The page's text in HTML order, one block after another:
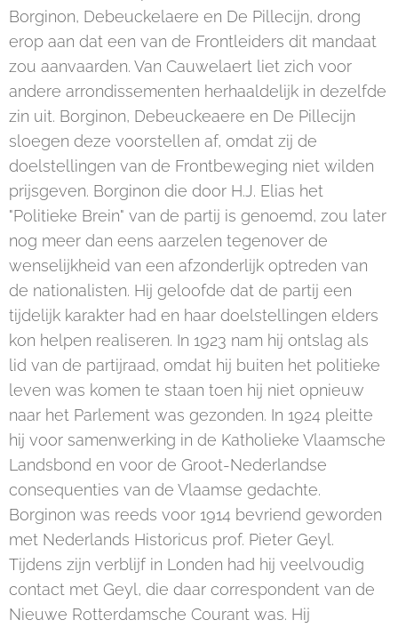
Borginon, Debeuckelaere en De Pillecijn, drong
erop aan dat een van de Frontleiders dit mandaat
zou aanvaarden. Van Cauwelaert liet zich voor
andere arrondissementen herhaaldelijk in dezelfde
zin uit. Borginon, Debeuckeaere en De Pillecijn
sloegen deze voorstellen af, omdat zij de
doelstellingen van de Frontbeweging niet wilden
prijsgeven. Borginon die door H.J. Elias het
"Politieke Brein" van de partij is genoemd, zou later
nog meer dan eens aarzelen tegenover de
wenselijkheid van een afzonderlijk optreden van
de nationalisten. Hij geloofde dat de partij een
tijdelijk karakter had en haar doelstellingen elders
kon helpen realiseren. In 1923 nam hij ontslag als
lid van de partijraad, omdat hij buiten het politieke
leven was komen te staan toen hij niet opnieuw
naar het Parlement was gezonden. In 1924 pleitte
hij voor samenwerking in de Katholieke Vlaamsche
Landsbond en voor de Groot-Nederlandse
consequenties van de Vlaamse gedachte.
Borginon was reeds voor 1914 bevriend geworden
met Nederlands Historicus prof. Pieter Geyl.
Tijdens zijn verblijf in Londen had hij veelvoudig
contact met Geyl, die daar correspondent van de
Nieuwe Rotterdamsche Courant was. Hij